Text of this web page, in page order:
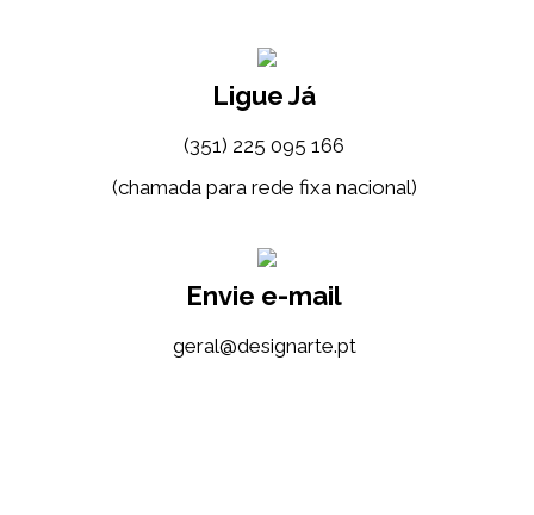
Ligue Já
(351) 225 095 166
(chamada para rede fixa nacional)
Envie e-mail
tp.etrangised@lareg